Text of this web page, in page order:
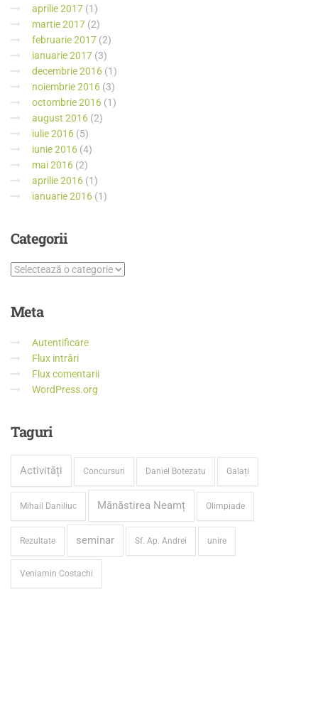
aprilie 2017 (1)
martie 2017 (2)
februarie 2017 (2)
ianuarie 2017 (3)
decembrie 2016 (1)
noiembrie 2016 (3)
octombrie 2016 (1)
august 2016 (2)
iulie 2016 (5)
iunie 2016 (4)
mai 2016 (2)
aprilie 2016 (1)
ianuarie 2016 (1)
Categorii
Meta
Autentificare
Flux intrări
Flux comentarii
WordPress.org
Taguri
Activități Concursuri Daniel Botezatu Galați
Mihail Daniliuc Mănăstirea Neamț Olimpiade
Rezultate seminar Sf. Ap. Andrei unire
Veniamin Costachi